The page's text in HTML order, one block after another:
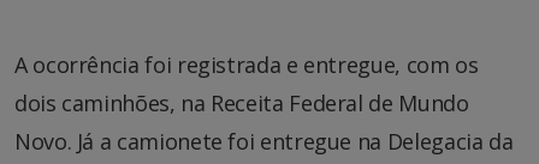
A ocorrência foi registrada e entregue, com os
dois caminhões, na Receita Federal de Mundo
Novo. Já a camionete foi entregue na Delegacia da